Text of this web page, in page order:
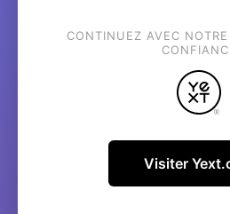
CONTINUEZ AVEC
Visiter